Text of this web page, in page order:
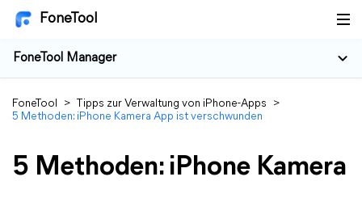
FoneTool
FoneTool Manager
FoneTool > Tipps zur Verwaltung von iPhone-Apps
>
5 Methoden: iPhone Kamera App ist verschwunden
5 Methoden: iPhone Kamera